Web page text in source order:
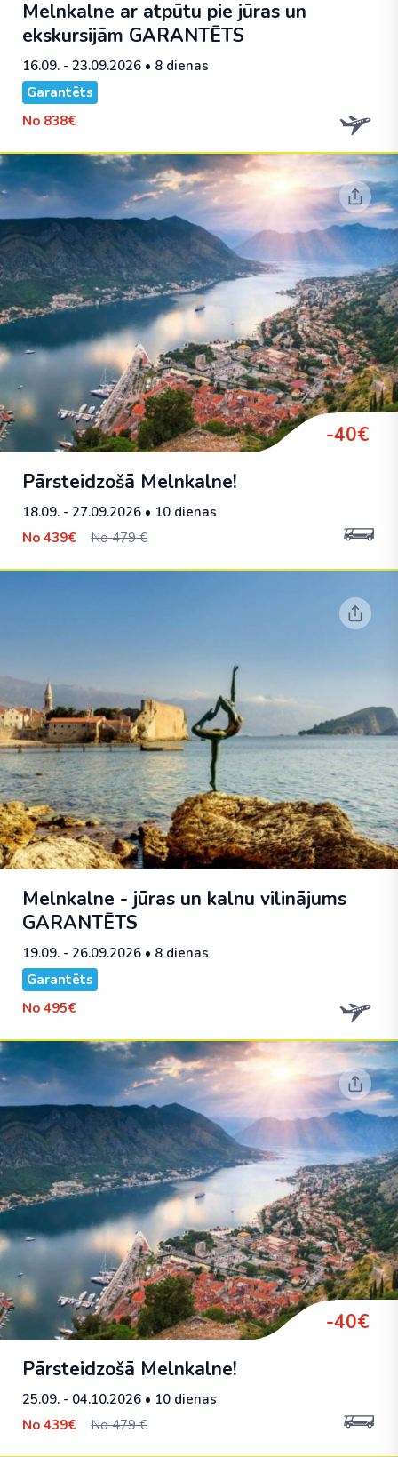
Melnkalne ar atpūtu pie jūras un
ekskursijām GARANTĒTS
16.09. - 23.09.2026 • 8 dienas
Garantēts
No 838€
-40€
Pārsteidzošā Melnkalne!
18.09. - 27.09.2026 • 10 dienas
No 439€ No 479 €
Melnkalne - jūras un kalnu vilinājums
GARANTĒTS
19.09. - 26.09.2026 • 8 dienas
Garantēts
No 495€
-40€
Pārsteidzošā Melnkalne!
25.09. - 04.10.2026 • 10 dienas
No 439€ No 479 €